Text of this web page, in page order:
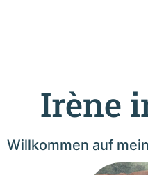
Irène
Willkommen auf